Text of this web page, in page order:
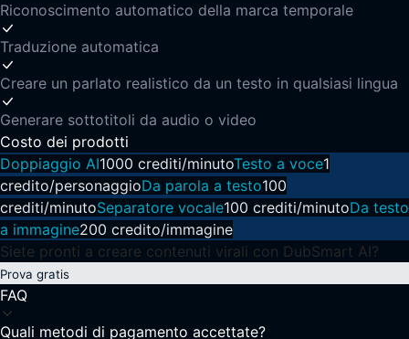
Riconoscimento automatico della marca temporale
Traduzione automatica
Creare un parlato realistico da un testo in qualsiasi lingua
Generare sottotitoli da audio o video
Costo dei prodotti
Doppiaggio AI1000 crediti/minutoTesto a voce1
credito/personaggioDa parola a testo100
crediti/minutoSeparatore vocale100 crediti/minutoDa testo
a immagine200 credito/immagine
Siete pronti a creare contenuti virali con DubSmart AI?
Prova gratis
FAQ
Quali metodi di pagamento accettate?